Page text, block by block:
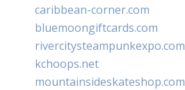
caribbean-corner.com
bluemoongiftcards.com
rivercitysteampunkexpo.com
kchoops.net
mountainsideskateshop.com